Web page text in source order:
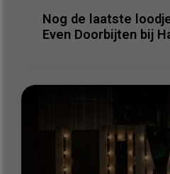
Nog de laatste
Even Doorbijten bij